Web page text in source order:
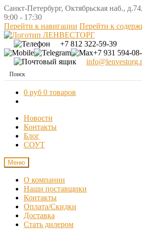
Санкт-Петербург, Октябрьская
9:00 - 17:30
Перейти к навигации Перейти к
+7 812 322-59-39
+7 931 594-
0 руб 0 товаров
Новости
Контакты
Блог
СОУТ
Меню
О компании
Наши поставщики
Контакты
Оплата/Скидки
Доставка
Стать дилером